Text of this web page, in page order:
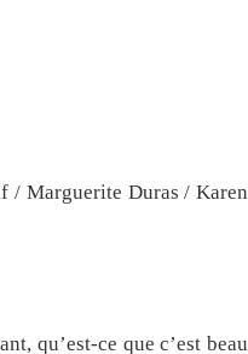
/ Marguerite Duras / Karen
qu’est-ce que c’est beau